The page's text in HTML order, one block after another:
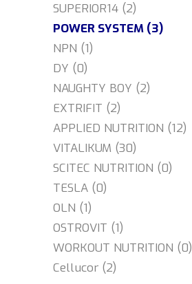
SUPERIOR14 (2)
POWER SYSTEM (3)
NPN (1)
DY (0)
NAUGHTY BOY (2)
EXTRIFIT (2)
APPLIED NUTRITION (12)
VITALIKUM (30)
SCITEC NUTRITION (0)
TESLA (0)
OLN (1)
OSTROVIT (1)
WORKOUT NUTRITION (0)
Cellucor (2)